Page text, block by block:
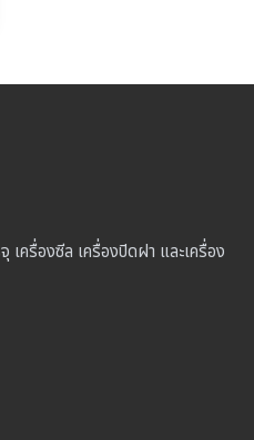
ครื่องซีล เครื่องปิดฝา และเครื่อง